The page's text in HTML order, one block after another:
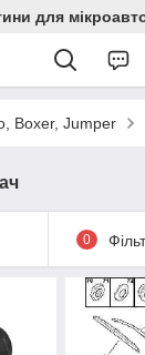
для
Boxer, Jumper
0